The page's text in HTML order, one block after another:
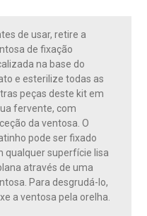
de usar, retire a
de fixação
na base do
e esterilize todas as
peças deste kit em
fervente, com
da ventosa. O
pode ser fixado
qualquer superfície lisa
através de uma
Para desgrudá-lo,
a ventosa pela orelha.